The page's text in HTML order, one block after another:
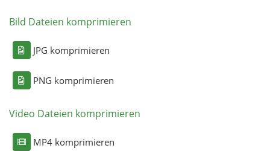
Bild Dateien komprimieren
JPG komprimieren
PNG komprimieren
Video Dateien komprimieren
MP4 komprimieren